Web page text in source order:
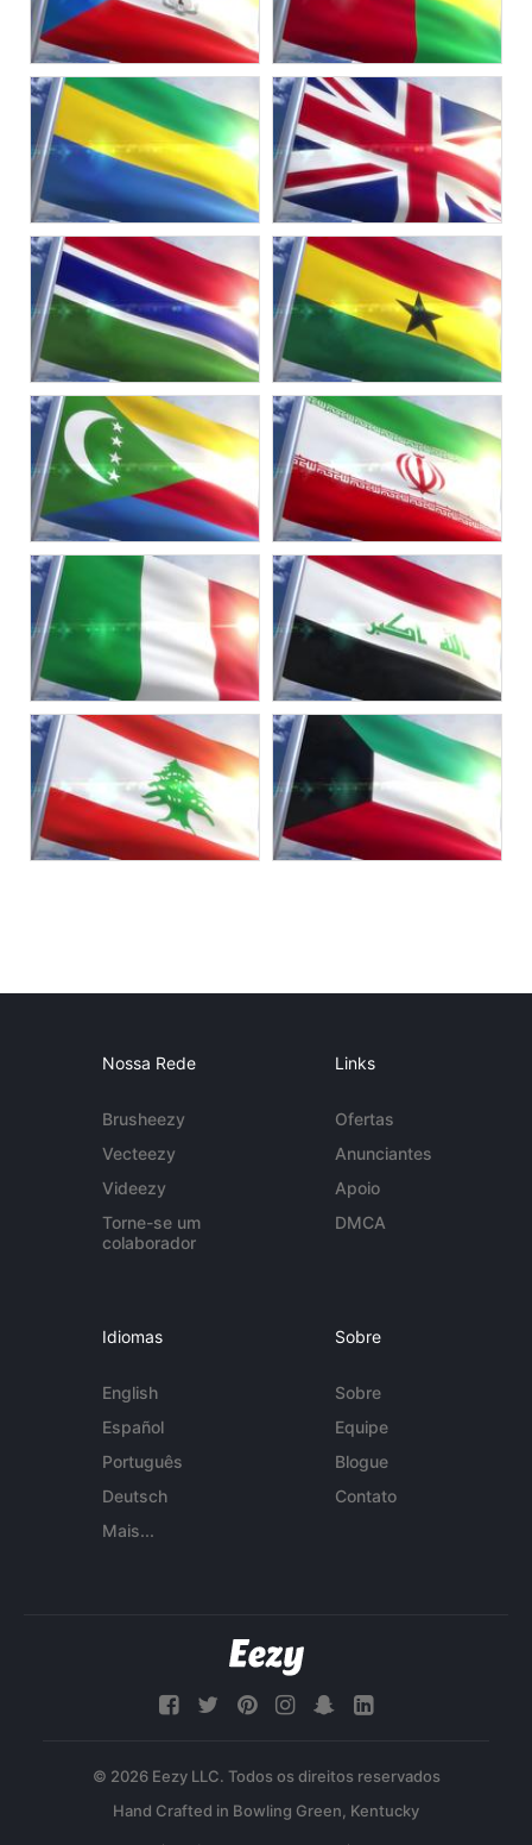
Nossa Rede
Brusheezy
Vecteezy
Videezy
Torne-se um
colaborador
Links
Ofertas
Anunciantes
Apoio
DMCA
Idiomas
English
Español
Português
Deutsch
Mais...
Sobre
Sobre
Equipe
Blogue
Contato
© 2026 Eezy LLC. Todos os direitos reservados